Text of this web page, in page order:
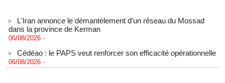
dans la province de Kerman
06/08/2026 -
06/08/2026